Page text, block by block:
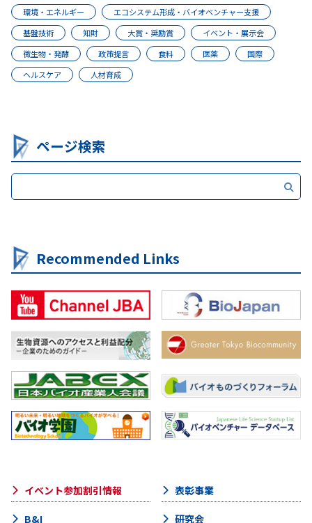
環境・エネルギー
エコシステム形成・バイオベンチャー支援
基盤技術
知財 大賞・奨励賞
イベント・展示会
微生物・発酵
政策提言 食料 医薬
国際
ヘルスケア
人材育成
ページ検索
Recommended Links
イベント参加割引情報 表彰事業
B&I 研究会